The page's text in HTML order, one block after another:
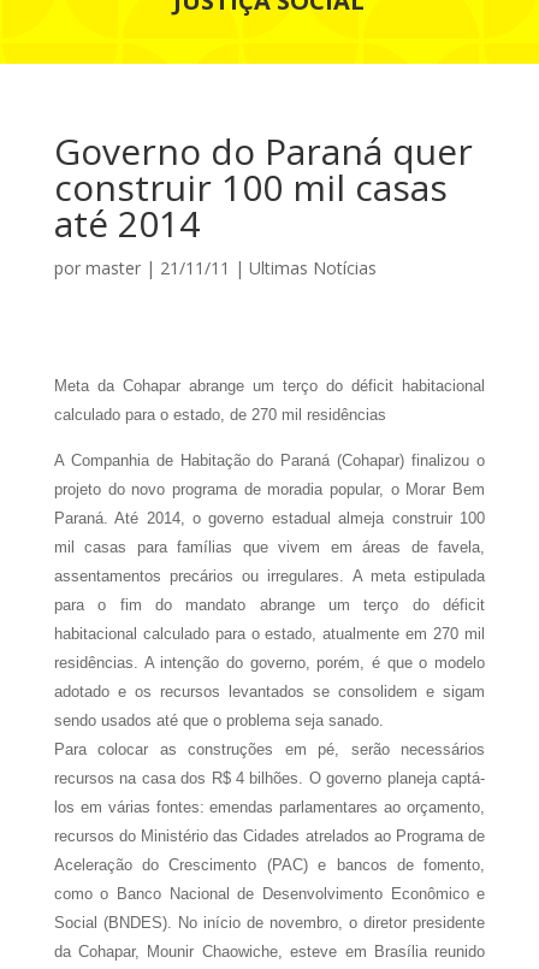
Governo do Paraná quer
construir 100 mil casas
até 2014
por master| 21/11/11 | Ultimas Notícias
Meta da Cohapar abrange um terço do déficit habitacional
calculado para o estado, de 270 mil residências
A Companhia de Habitação do Paraná (Cohapar) finalizou o
projeto do novo programa de moradia popular, o Morar Bem
Paraná. Até 2014, o governo estadual almeja construir 100
mil casas para famílias que vivem em áreas de favela,
assentamentos precários ou irregulares. A meta estipulada
para o fim do mandato abrange um terço do déficit
habitacional calculado para o estado, atualmente em 270 mil
residências. A intenção do governo, porém, é que o modelo
adotado e os recursos levantados se consolidem e sigam
sendo usados até que o problema seja sanado.
Para colocar as construções em pé, serão necessários
recursos na casa dos R$ 4 bilhões. O governo planeja captá-
los em várias fontes: emendas parlamentares ao orçamento,
recursos do Ministério das Cidades atrelados ao Programa de
Aceleração do Crescimento (PAC) e bancos de fomento,
como o Banco Nacional de Desenvolvimento Econômico e
Social (BNDES). No início de novembro, o diretor presidente
da Cohapar, Mounir Chaowiche, esteve em Brasília reunido